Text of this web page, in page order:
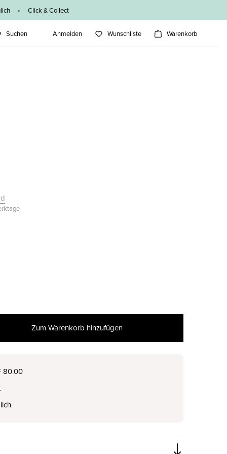
• Click & Collect
Suchen Anmelden Wunschliste Warenkorb
Zum Warenkorb hinzufügen
80.00